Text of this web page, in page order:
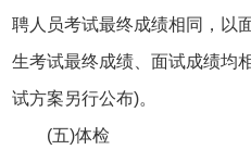
聘人员考试最终成绩相同，以
生考试最终成绩、面试成绩均
试方案另行公布)。
(五)体检